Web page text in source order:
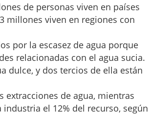
de personas viven en países
millones viven en regiones con
por la escasez de agua porque
relacionadas con el agua sucia.
dulce, y dos tercios de ella están
extracciones de agua, mientras
el 12% del recurso, según